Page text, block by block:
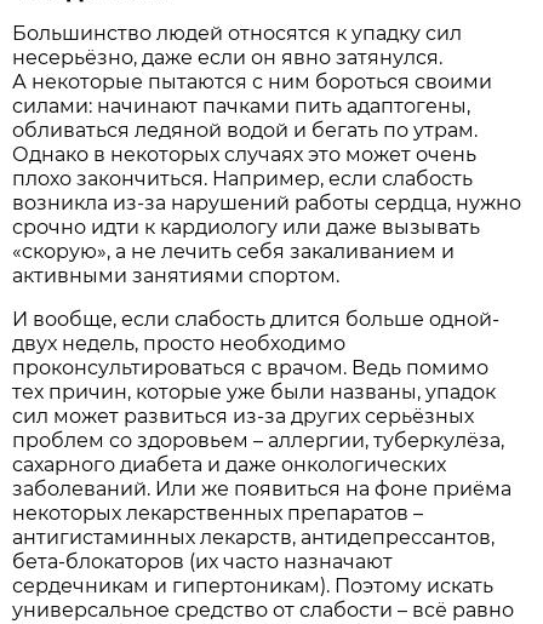
Большинство людей относятся к упадку сил
несерьёзно, даже если он явно затянулся.
А некоторые пытаются с ним бороться своими
силами: начинают пачками пить адаптогены,
обливаться ледяной водой и бегать по утрам.
Однако в некоторых случаях это может очень
плохо закончиться. Например, если слабость
возникла из-за нарушений работы сердца, нужно
срочно идти к кардиологу или даже вызывать
«скорую», а не лечить себя закаливанием и
активными занятиями спортом.
И вообще, если слабость длится больше одной-
двух недель, просто необходимо
проконсультироваться с врачом. Ведь помимо
тех причин, которые уже были названы, упадок
сил может развиться из-за других серьёзных
проблем со здоровьем – аллергии, туберкулёза,
сахарного диабета и даже онкологических
заболеваний. Или же появиться на фоне приёма
некоторых лекарственных препаратов –
антигистаминных лекарств, антидепрессантов,
бета-блокаторов (их часто назначают
сердечникам и гипертоникам). Поэтому искать
универсальное средство от слабости – всё равно